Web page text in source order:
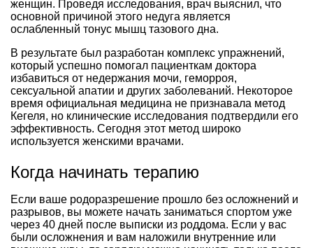
женщин. Проведя исследования, врач выяснил, что
основной причиной этого недуга является
ослабленный тонус мышц тазового дна.
В результате был разработан комплекс упражнений,
который успешно помогал пациенткам доктора
избавиться от недержания мочи, геморроя,
сексуальной апатии и других заболеваний. Некоторое
время официальная медицина не признавала метод
Кегеля, но клинические исследования подтвердили его
эффективность. Сегодня этот метод широко
используется женскими врачами.
Когда начинать терапию
Если ваше родоразрешение прошло без осложнений и
разрывов, вы можете начать заниматься спортом уже
через 40 дней после выписки из роддома. Если у вас
были осложнения и вам наложили внутренние или